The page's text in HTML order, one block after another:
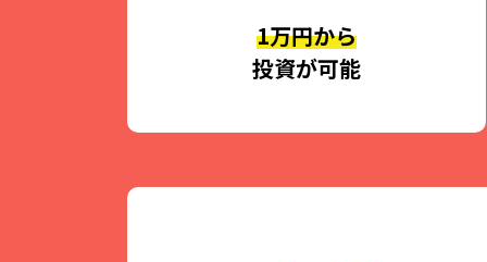
1万円から
投資が可能